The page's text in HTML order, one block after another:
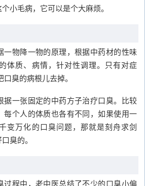
小毛病，它可以是个大麻烦。
一物降一物的原理，根据中药材的性味
体质、病情，针对性调理。只有对症
臭的病根儿去掉。
据一张固定的中药方子治疗口臭。比较
每个人的体质也各有不同，如果使用一
变万化的口臭问题，那就是刻舟求剑
臭的。
过程中，老中医总结了不少的口臭小偏